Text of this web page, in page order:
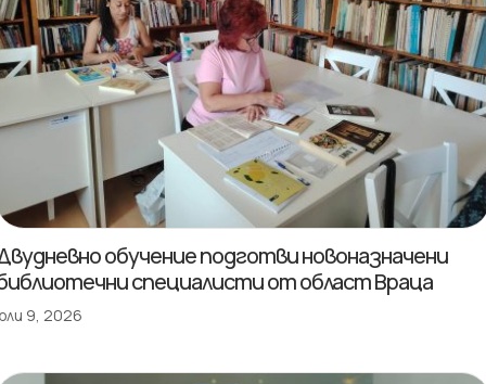
обучение подготви новоназначени
специалисти от област Враца
9, 2026